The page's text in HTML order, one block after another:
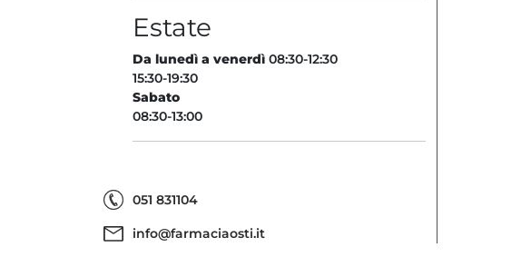
Estate
Da lunedì a venerdì 08:30-12:30
15:30-19:30
Sabato
08:30-13:00
051 831104
info@farmaciaosti.it